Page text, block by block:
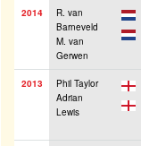
2014
R. van
Barneveld
M. van
Gerwen
2013
Phil Taylor
Adrian
Lewis